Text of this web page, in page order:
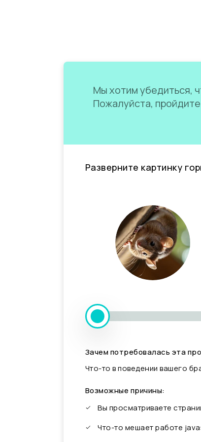
Мы хотим убедиться,
Пожалуйста,
Разверните картинку
Зачем потребовалась эта
Что-то в поведении вашего
Возможные причины:
Вы просматриваете
Что-то мешает работе